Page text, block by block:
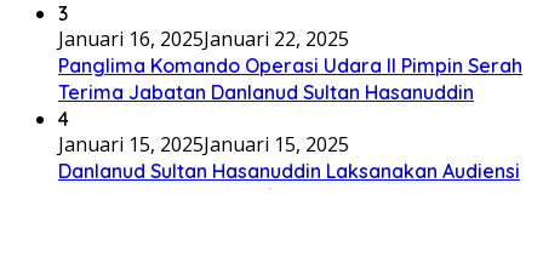
3
Januari 16, 2025Januari 22, 2025
Panglima Komando Operasi Udara II Pimpin Serah
Terima Jabatan Danlanud Sultan Hasanuddin
4
Januari 15, 2025Januari 15, 2025
Danlanud Sultan Hasanuddin Laksanakan Audiensi
Dengan Pangdam XIV/Hasanuddin